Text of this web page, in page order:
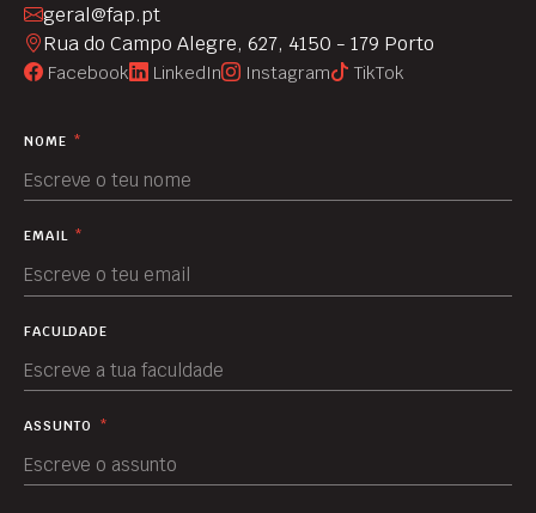
geral@fap.pt
Rua do Campo Alegre, 627, 4150 - 179 Porto
Facebook LinkedIn Instagram TikTok
NOME *
EMAIL *
FACULDADE
ASSUNTO *